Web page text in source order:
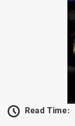
Read Time: